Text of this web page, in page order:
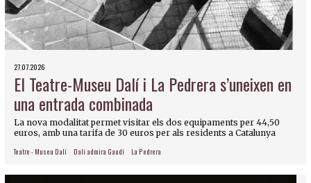
27.07.2026
El Teatre-Museu Dalí i La Pedrera s’uneixen en
una entrada combinada
La nova modalitat permet visitar els dos equipaments per 44,50
euros, amb una tarifa de 30 euros per als residents a Catalunya
Teatre - Museu Dalí Dalí admira Gaudí La Pedrera